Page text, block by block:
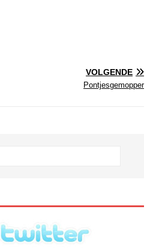
VOLGENDE
Pontjesgemopper